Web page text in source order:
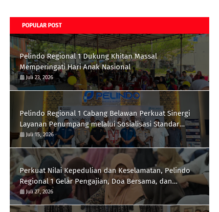
POPULAR POST
Pelindo Regional 1 Dukung Khitan Massal
Memperingati Hari Anak Nasional
Juli 23, 2026
Pelindo Regional 1 Cabang Belawan Perkuat Sinergi
Layanan Penumpang melalui Sosialisasi Standar
Pelayanan
Juli 15, 2026
Perkuat Nilai Kepedulian dan Keselamatan, Pelindo
Regional 1 Gelar Pengajian, Doa Bersama, dan
Santunan Anak Yatim Piatu
Juli 27, 2026